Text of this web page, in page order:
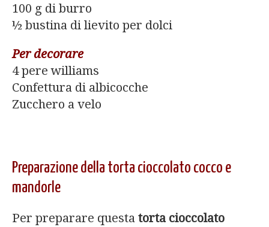
100 g di burro
½ bustina di lievito per dolci
Per decorare
4 pere williams
Confettura di albicocche
Zucchero a velo
Preparazione della torta cioccolato cocco e
mandorle
Per preparare questa torta cioccolato